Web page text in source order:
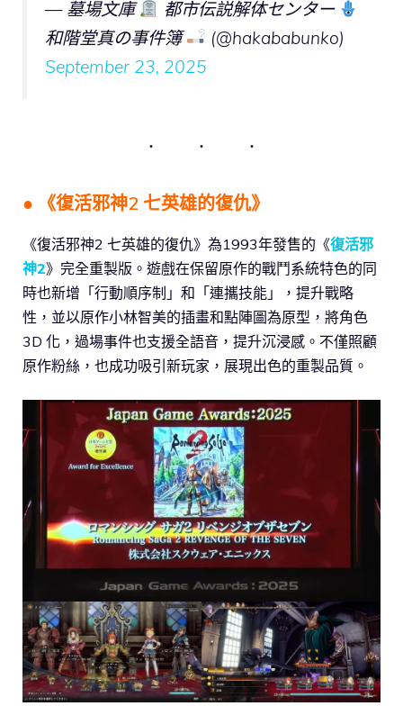
— 墓場文庫
都市伝説解体センター
和階堂真の事件簿
(@hakababunko)
September 23, 2025
● 《復活邪神2 七英雄的復仇》
《復活邪神2 七英雄的復仇》為1993年發售的《復活邪
神2》完全重製版。遊戲在保留原作的戰鬥系統特色的同
時也新增「行動順序制」和「連攜技能」，提升戰略
性，並以原作小林智美的插畫和點陣圖為原型，將角色
3D 化，過場事件也支援全語音，提升沉浸感。不僅照顧
原作粉絲，也成功吸引新玩家，展現出色的重製品質。